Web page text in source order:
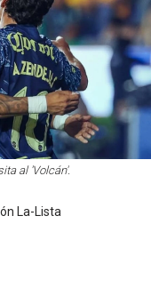
al 'Volcán'.
La-Lista